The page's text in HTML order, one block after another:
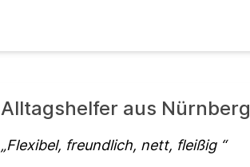
Alltagshelfer aus Nürnberg
Flexibel, freundlich, nett, fleißig